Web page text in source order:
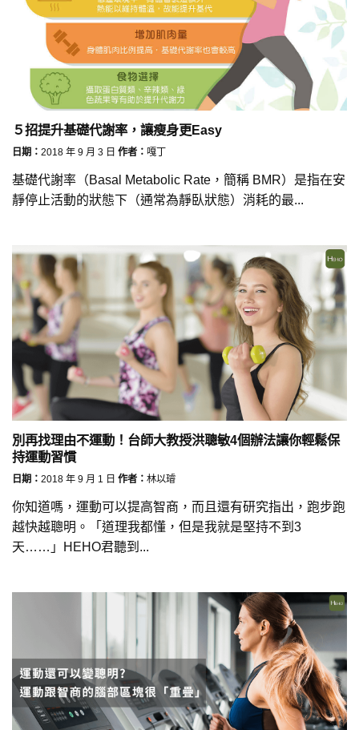
５招提升基礎代謝率，讓瘦身更Easy
日期： 2018 年 9 月 3 日 作者： 嘎丁
基礎代謝率（Basal Metabolic Rate，簡稱 BMR）是指在安
靜停止活動的狀態下（通常為靜臥狀態）消耗的最...
別再找理由不運動！台師大教授洪聰敏4個辦法讓你輕鬆保
持運動習慣
日期： 2018 年 9 月 1 日 作者： 林以璿
你知道嗎，運動可以提高智商，而且還有研究指出，跑步跑
越快越聰明。「道理我都懂，但是我就是堅持不到3
天……」HEHO君聽到...